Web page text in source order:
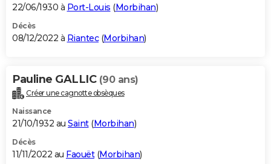
22/06/1930 à Port-Louis (Morbihan)
Décès
08/12/2022 à Riantec(Morbihan)
Pauline GALLIC (90 ans)
Créer une cagnotte obsèques
Naissance
21/10/1932 au Saint(Morbihan)
Décès
11/11/2022 au Faouët(Morbihan)